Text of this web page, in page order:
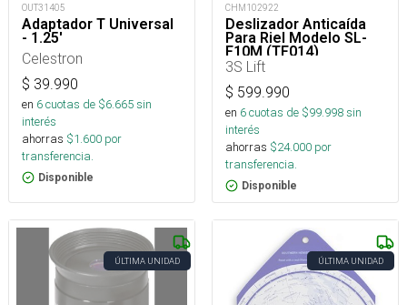
OUT31405
Adaptador T Universal
- 1.25'
Celestron
$ 39.990
en 6cuotas de $6.665sin
interés
ahorras $1.600 por
transferencia.
Disponible
CHM102922
Deslizador Anticaída
Para Riel Modelo SL-
F10M (TF014)
3S Lift
$ 599.990
en 6cuotas de $99.998sin
interés
ahorras $24.000 por
transferencia.
Disponible
ÚLTIMA UNIDAD ÚLTIMA UNIDAD